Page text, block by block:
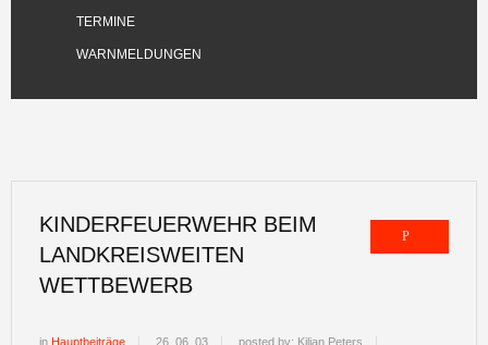
TERMINE
WARNMELDUNGEN
KINDERFEUERWEHR BEIM
LANDKREISWEITEN
WETTBEWERB
in Hauptbeiträge 26. 06. 03
posted by: Kilian Peters